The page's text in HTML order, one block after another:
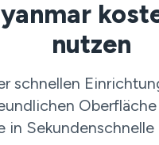
nutzen
schnellen
in Sekundenschnelle